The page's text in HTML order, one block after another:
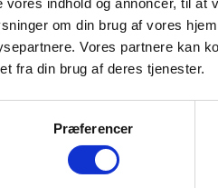
om din brug af vores
Vores partnere kan
fra din brug af deres tjenester.
Præferencer